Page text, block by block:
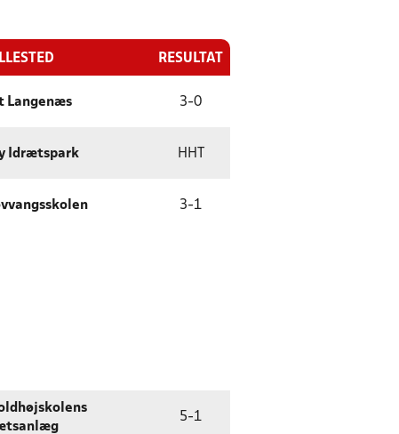
RESULTAT
Langenæs 3-0
Idrætspark HHT
3-1
5-1